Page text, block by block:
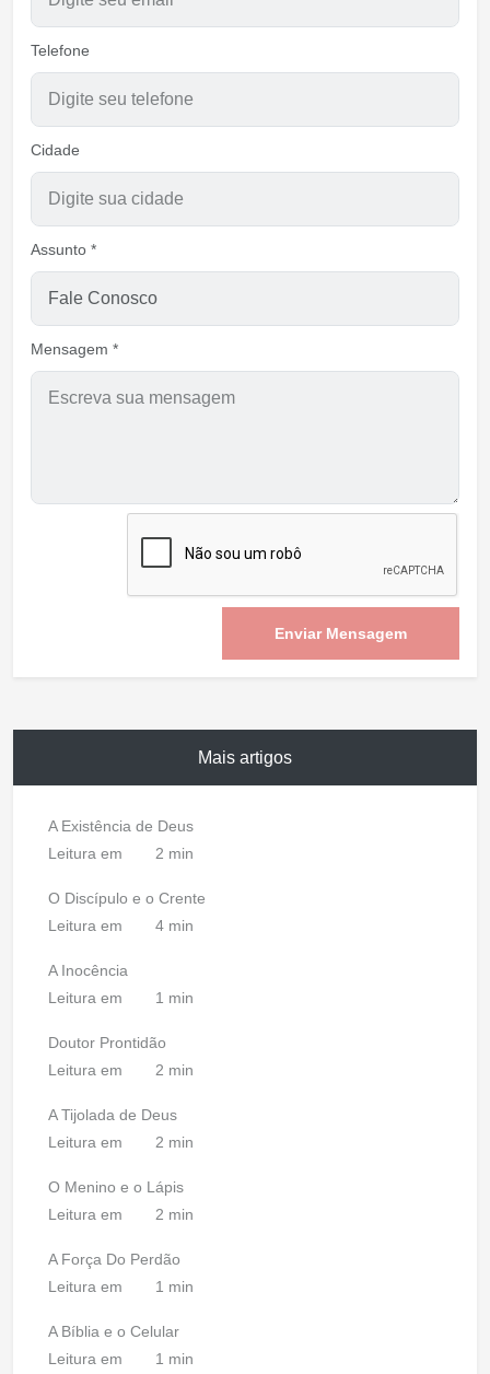
Telefone
Cidade
Assunto *
Mensagem *
Enviar Mensagem
Mais artigos
A Existência de Deus
Leitura em
2 min
O Discípulo e o Crente
Leitura em
4 min
A Inocência
Leitura em
1 min
Doutor Prontidão
Leitura em
2 min
A Tijolada de Deus
Leitura em
2 min
O Menino e o Lápis
Leitura em
2 min
A Força Do Perdão
Leitura em
1 min
A Bíblia e o Celular
Leitura em
1 min